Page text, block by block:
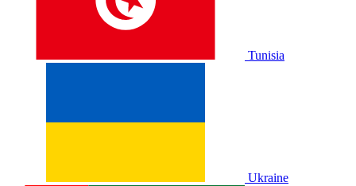
Tunisia
Ukraine